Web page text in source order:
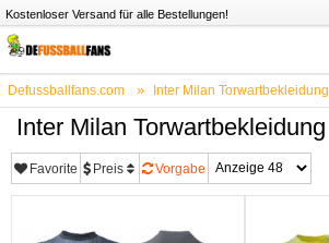
Kostenloser Versand für alle Bestellungen!
Defussballfans.com Inter Milan Torwartbekleidung
Inter Milan Torwartbekleidung
Favorite Preis Vorgabe